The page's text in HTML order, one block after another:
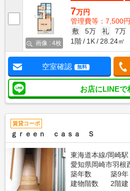
画像 : 4枚
7万円
管理費等：7,500円
敷
5万 礼
7万
1階
1K 28.24㎡
空室確認 無料
お店にLINEで
賃貸コーポ
ｇｒｅｅｎ ｃａｓａ Ｓ
東海道本線/岡崎
愛知県岡崎市羽根
築年数
築9年
建物階数
2階建